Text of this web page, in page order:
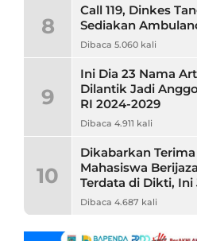
8
Call 119, Dinkes
Sediakan
Dibaca 5.060 kali
9
Ini Dia 23 Nama
Dilantik Jadi
RI 2024-2029
Dibaca 4.911 kali
10
Dikabarkan Terima
Mahasiswa
Terdata di Dikti, Ini
Unpam
Dibaca 4.687 kali